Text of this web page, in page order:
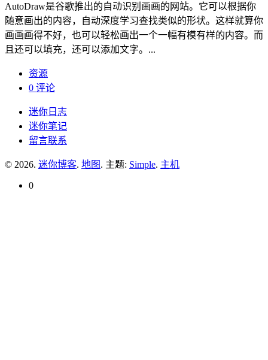
AutoDraw是谷歌推出的自动识别画画的网站。它可以根据你
随意画出的内容，自动深度学习查找类似的形状。这样就算你
画画画得不好，也可以轻松画出一个一幅有模有样的内容。而
且还可以填充，还可以添加文字。...
资源
0 评论
迷你日志
迷你笔记
留言联系
© 2026. 迷你博客. 地图 . 主题: Simple. 主机
0